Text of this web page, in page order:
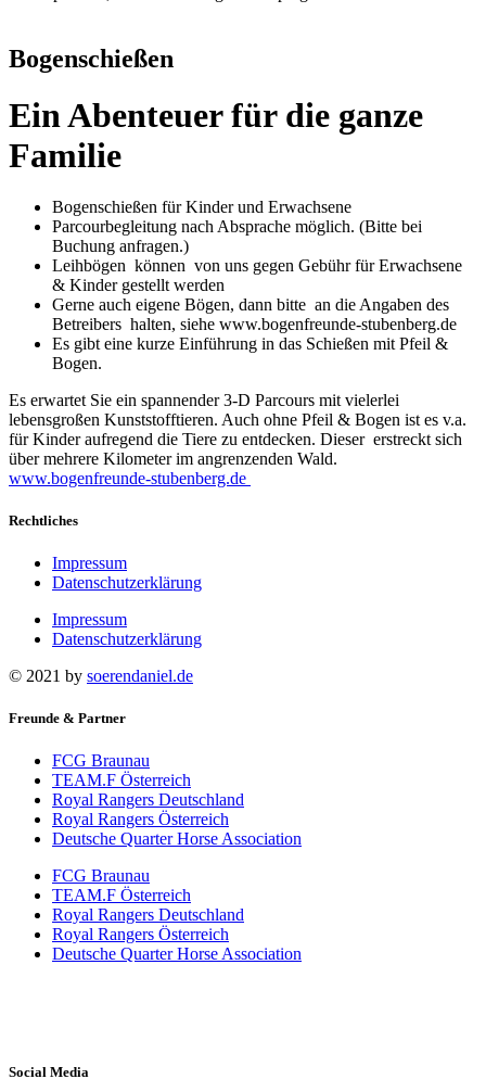
Bogenschießen
Ein Abenteuer für die ganze
Familie
Bogenschießen für Kinder und Erwachsene
Parcourbegleitung nach Absprache möglich. (Bitte bei
Buchung anfragen.)
Leihbögen können von uns gegen Gebühr für Erwachsene
& Kinder gestellt werden
Gerne auch eigene Bögen, dann bitte an die Angaben des
Betreibers halten, siehe www.bogenfreunde-stubenberg.de
Es gibt eine kurze Einführung in das Schießen mit Pfeil &
Bogen.
Es erwartet Sie ein spannender 3-D Parcours mit vielerlei
lebensgroßen Kunststofftieren. Auch ohne Pfeil & Bogen ist es v.a.
für Kinder aufregend die Tiere zu entdecken. Dieser erstreckt sich
über mehrere Kilometer im angrenzenden Wald.
www.bogenfreunde-stubenberg.de
Rechtliches
Impressum
Datenschutzerklärung
Impressum
Datenschutzerklärung
© 2021 by soerendaniel.de
Freunde & Partner
FCG Braunau
TEAM.F Österreich
Royal Rangers Deutschland
Royal Rangers Österreich
Deutsche Quarter Horse Association
FCG Braunau
TEAM.F Österreich
Royal Rangers Deutschland
Royal Rangers Österreich
Deutsche Quarter Horse Association
Social Media